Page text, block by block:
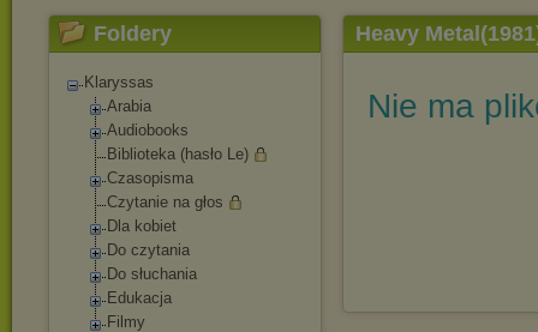
Foldery
Klaryssas
Arabia
Audiobooks
Biblioteka (hasło Le)
Czasopisma
Czytanie na głos
Dla kobiet
Do czytania
Do słuchania
Edukacja
Filmy
Heavy
Nie ma